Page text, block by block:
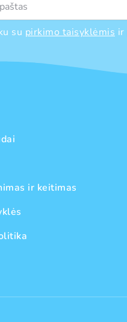
su pirkimo taisyklėmis ir
ir keitimas